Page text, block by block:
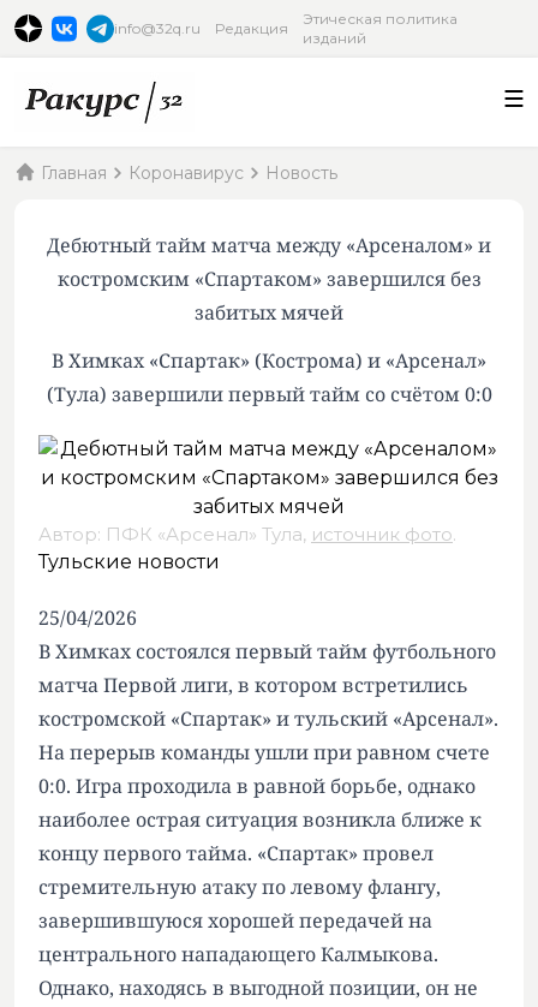
info@32q.ru Редакция
Этическая политика
изданий
Главная Коронавирус Новость
Дебютный тайм матча между «Арсеналом» и
костромским «Спартаком» завершился без
забитых мячей
В Химках «Спартак» (Кострома) и «Арсенал»
(Тула) завершили первый тайм со счётом 0:0
Автор: ПФК «Арсенал» Тула, источник фото.
Тульские новости
25/04/2026
В Химках состоялся первый тайм футбольного
матча Первой лиги, в котором встретились
костромской «Спартак» и тульский «Арсенал».
На перерыв команды ушли при равном счете
0:0. Игра проходила в равной борьбе, однако
наиболее острая ситуация возникла ближе к
концу первого тайма. «Спартак» провел
стремительную атаку по левому флангу,
завершившуюся хорошей передачей на
центрального нападающего Калмыкова.
Однако, находясь в выгодной позиции, он не